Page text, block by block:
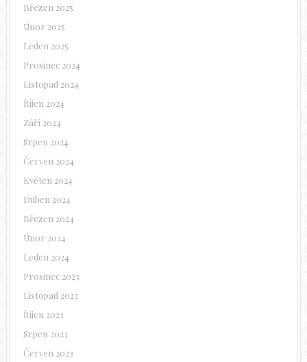
Březen 2025
Únor 2025
Leden 2025
Prosinec 2024
Listopad 2024
Říjen 2024
Září 2024
Srpen 2024
Červen 2024
Květen 2024
Duben 2024
Březen 2024
Únor 2024
Leden 2024
Prosinec 2023
Listopad 2023
Říjen 2023
Srpen 2023
Červen 2023